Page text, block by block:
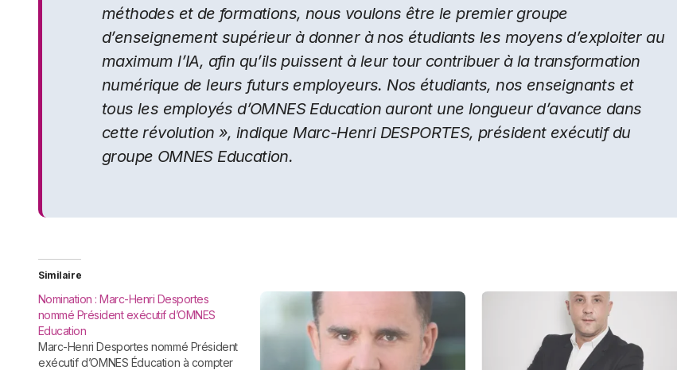
méthodes et de formations, nous voulons être le premier groupe
d’enseignement supérieur à donner à nos étudiants les moyens d’exploiter au
maximum l’IA, afin qu’ils puissent à leur tour contribuer à la transformation
numérique de leurs futurs employeurs. Nos étudiants, nos enseignants et
tous les employés d’OMNES Education auront une longueur d’avance dans
cette révolution », indique Marc-Henri DESPORTES, président exécutif du
groupe OMNES Education.
Similaire
Nomination : Marc-Henri Desportes
nommé Président exécutif d’OMNES
Education
Marc-Henri Desportes nommé Président
exécutif d’OMNES Éducation à compter